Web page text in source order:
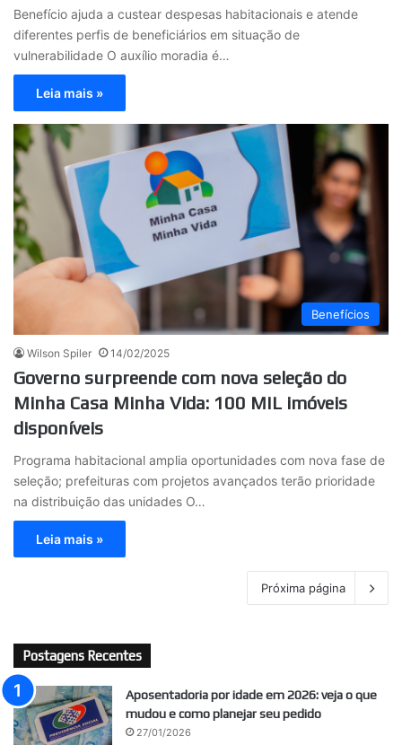
Benefício ajuda a custear despesas habitacionais e atende
diferentes perfis de beneficiários em situação de
vulnerabilidade O auxílio moradia é…
Leia mais »
Benefícios
Wilson Spiler 14/02/2025
Governo surpreende com nova seleção do
Minha Casa Minha Vida: 100 MIL imóveis
disponíveis
Programa habitacional amplia oportunidades com nova fase de
seleção; prefeituras com projetos avançados terão prioridade
na distribuição das unidades O…
Leia mais »
Próxima página
Postagens Recentes
Aposentadoria por idade em 2026: veja o que
mudou e como planejar seu pedido
27/01/2026